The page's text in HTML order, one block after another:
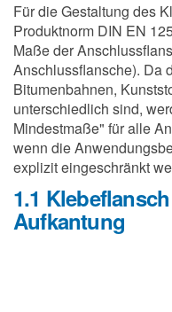
Für die Gestaltung des
Produktnorm DIN EN
Maße der
Anschlussflansche). Da
Bitumenbahnen,
unterschiedlich sind,
Mindestmaße" für alle
wenn die
explizit eingeschränkt
1.1
Aufkantung